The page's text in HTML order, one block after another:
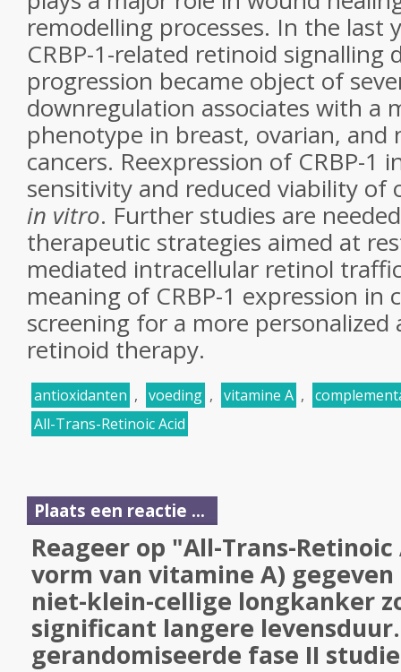
remodelling processes. In the last
CRBP-1-related retinoid signalling
progression became object of
downregulation associates with a
phenotype in breast, ovarian, and
cancers. Reexpression of CRBP-1
sensitivity and reduced viability of
in vitro. Further studies are
therapeutic strategies aimed at
mediated intracellular retinol
meaning of CRBP-1 expression in
screening for a more personalized
retinoid therapy.
antioxidanten , voeding , vitamine A ,
All-Trans-Retinoic Acid
Plaats een reactie ...
Reageer op "All-Trans-
vorm van vitamine A)
niet-klein-cellige longkanker
significant langere
gerandomiseerde fase II